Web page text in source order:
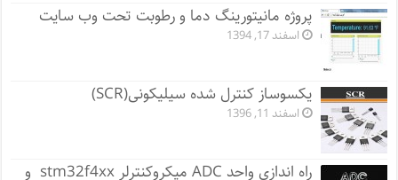
پروژه مانيتورينگ دما و رطوبت تحت وب سایت
اسفند 17, 1394
یکسوساز کنترل شده سیلیکونی(SCR)
اسفند 11, 1396
راه اندازی واحد ADC میکروکنترلر stm32f4xx و